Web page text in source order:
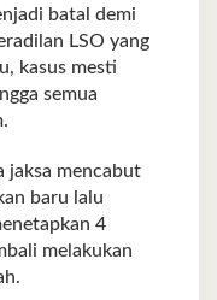
batal demi
LSO yang
kasus mesti
semua
jaksa mencabut
baru lalu
4
melakukan